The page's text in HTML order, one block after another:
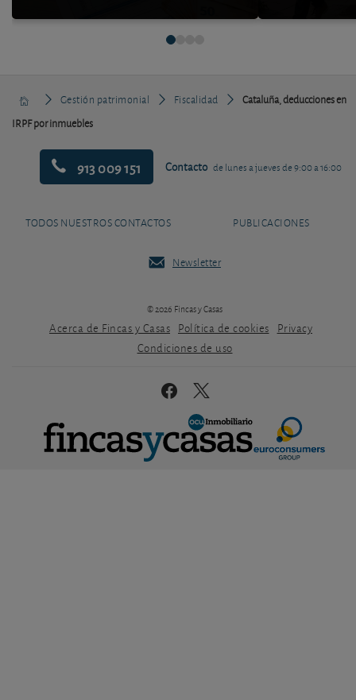
Gestión patrimonial Fiscalidad
Cataluña, deducciones en
IRPF por inmuebles
913 009 151 Contacto de lunes a jueves de 9:00 a 16:00
TODOS NUESTROS CONTACTOS PUBLICACIONES
Newsletter
© 2026 Fincas y Casas
Acerca de Fincas y Casas Política de cookies
Privacy
Condiciones de uso